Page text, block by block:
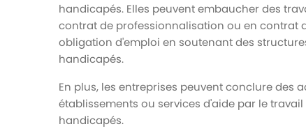
handicapés. Elles peuvent embaucher des
contrat de professionnalisation ou en contrat
obligation d'emploi en soutenant des
handicapés.
En plus, les entreprises peuvent conclure des
établissements ou services d'aide par le
handicapés.